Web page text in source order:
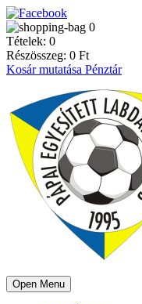
0
Tételek: 0
Részösszeg: 0 Ft
Kosár mutatása Pénztár
Open Menu